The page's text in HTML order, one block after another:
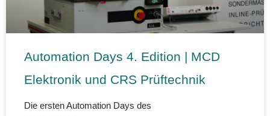
Automation Days 4. Edition | MCD
Elektronik und CRS Prüftechnik
Die ersten Automation Days des